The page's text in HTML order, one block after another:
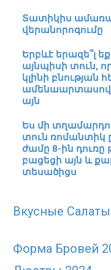
Տատիկիս
վերանորոգումը
Երբևէ երազե՞լ
այնպիսի տուն,
կլինի բնության
այն
Ես մի
տուն ռոմանտիկ
ժամը 8-ին դուռը
բացեցի այն և
տեսածիցս
Вкусные Салаты
Форма Бровей